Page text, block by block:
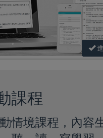
課程
情境課程，內容